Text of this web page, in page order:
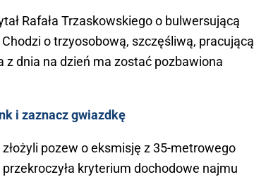
Rafała Trzaskowskiego o bulwersującą
o trzyosobową, szczęśliwą, pracującą
z dnia na dzień ma zostać pozbawiona
i zaznacz gwiazdkę
pozew o eksmisję z 35-metrowego
kryterium dochodowe najmu